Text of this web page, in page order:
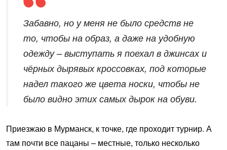
Забавно, но у меня не было средств не
то, чтобы на образ, а даже на удобную
одежду – выступать я поехал в джинсах и
чёрных дырявых кроссовках, под которые
надел такого же цвета носки, чтобы не
было видно этих самых дырок на обуви.
Приезжаю в Мурманск, к точке, где проходит турнир. А
там почти все пацаны – местные, только несколько